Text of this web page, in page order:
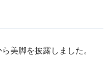
美脚を披露しました。